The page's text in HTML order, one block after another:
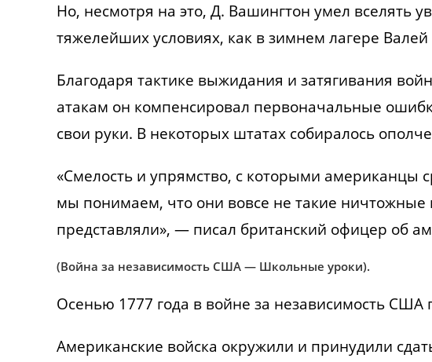
Но, несмотря на это, Д. Вашингтон умел вселять
тяжелейших условиях, как в зимнем лагере
Благодаря тактике выжидания и затягивания
атакам он компенсировал первоначальные
свои руки. В некоторых штатах собиралось
«Смелость и упрямство, с которыми американцы
мы понимаем, что они вовсе не такие
представляли», — писал британский офицер об
(Война за независимость США — Школьные уроки).
Осенью 1777 года в войне за независимость
Американские войска окружили и принудили